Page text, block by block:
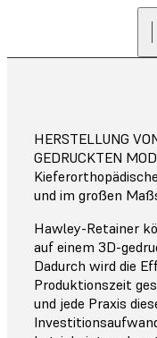
HERSTELLUNG
GEDRUCKTEN
und im großen
Hawley-Retainer
auf einem 3D-
Dadurch wird die
Produktionszeit
und jede Praxis